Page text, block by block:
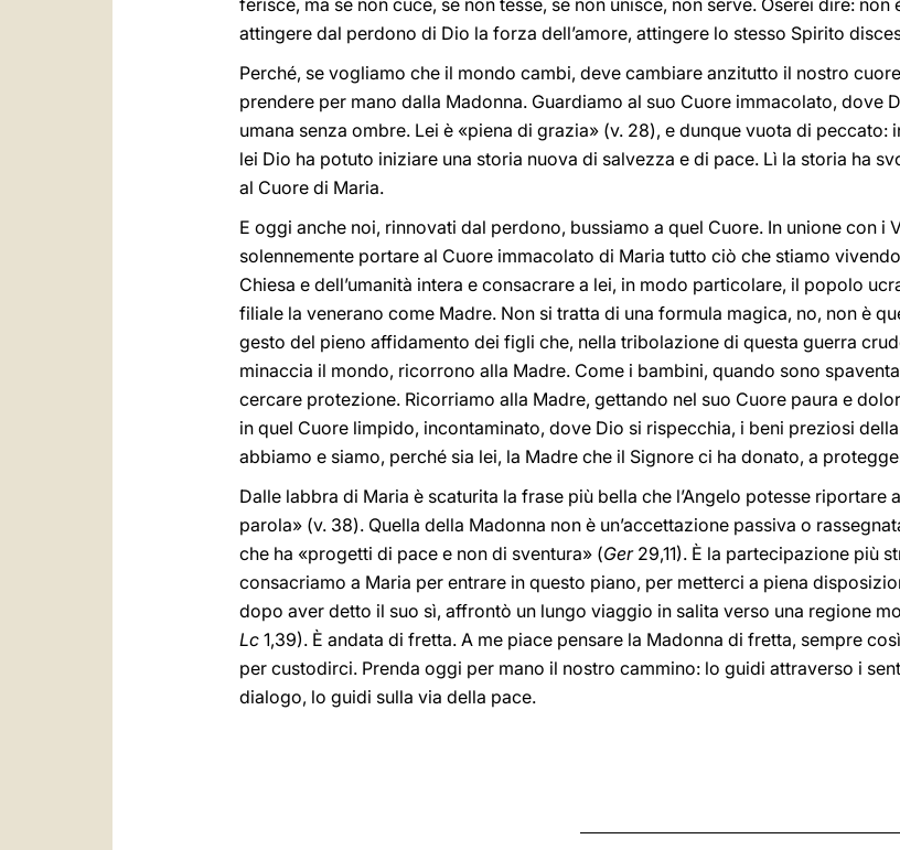
ferisce, ma se non cuce, se non tesse, se non unisce, non serve. Oserei dire:
attingere dal perdono di Dio la forza dell’amore, attingere lo stesso Spirito
Perché, se vogliamo che il mondo cambi, deve cambiare anzitutto il nostro
prendere per mano dalla Madonna. Guardiamo al suo Cuore immacolato, dove
umana senza ombre. Lei è «piena di grazia» (v. 28), e dunque vuota di peccato:
lei Dio ha potuto iniziare una storia nuova di salvezza e di pace. Lì la storia ha
al Cuore di Maria.
E oggi anche noi, rinnovati dal perdono, bussiamo a quel Cuore. In unione con i
solennemente portare al Cuore immacolato di Maria tutto ciò che stiamo
Chiesa e dell’umanità intera e consacrare a lei, in modo particolare, il popolo
filiale la venerano come Madre. Non si tratta di una formula magica, no, non è
gesto del pieno affidamento dei figli che, nella tribolazione di questa guerra
minaccia il mondo, ricorrono alla Madre. Come i bambini, quando sono
cercare protezione. Ricorriamo alla Madre, gettando nel suo Cuore paura e
in quel Cuore limpido, incontaminato, dove Dio si rispecchia, i beni preziosi
abbiamo e siamo, perché sia lei, la Madre che il Signore ci ha donato, a
Dalle labbra di Maria è scaturita la frase più bella che l’Angelo potesse riportare
parola» (v. 38). Quella della Madonna non è un’accettazione passiva o
che ha «progetti di pace e non di sventura» (Ger29,11). È la partecipazione più
consacriamo a Maria per entrare in questo piano, per metterci a piena
dopo aver detto il suo sì, affrontò un lungo viaggio in salita verso una regione
Lc 1,39). È andata di fretta. A me piace pensare la Madonna di fretta, sempre
per custodirci. Prenda oggi per mano il nostro cammino: lo guidi attraverso i
dialogo, lo guidi sulla via della pace.